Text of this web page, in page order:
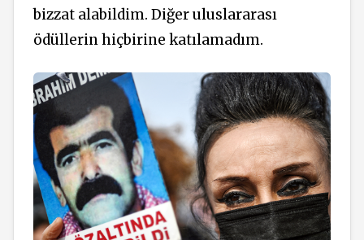
bizzat alabildim. Diğer uluslararası
ödüllerin hiçbirine katılamadım.